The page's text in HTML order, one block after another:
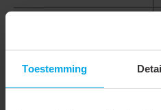
Toestemming
Handgreep
Met sperinrichting